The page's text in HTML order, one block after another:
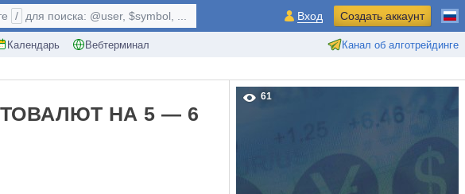
Календарь Вебтерминал Канал об алготрейдинге
/ для поиска: @user, $symbol, ... Вход Создать аккаунт
НА 5 — 6
61